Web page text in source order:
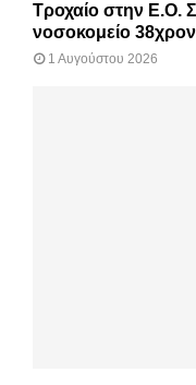
Τροχαίο στην Ε.Ο.
νοσοκομείο
1 Αυγούστου 2026